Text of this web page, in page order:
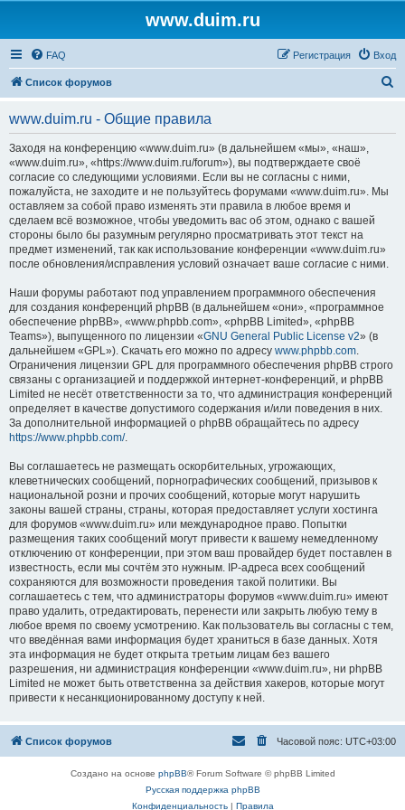
www.duim.ru
FAQ Вход
Регистрация
Список форумов
www.duim.ru - Общие правила
Заходя на конференцию «www.duim.ru» (в дальнейшем «мы», «наш»,
«www.duim.ru», «https://www.duim.ru/forum»), вы подтверждаете своё
согласие со следующими условиями. Если вы не согласны с ними,
пожалуйста, не заходите и не пользуйтесь форумами «www.duim.ru». Мы
оставляем за собой право изменять эти правила в любое время и
сделаем всё возможное, чтобы уведомить вас об этом, однако с вашей
стороны было бы разумным регулярно просматривать этот текст на
предмет изменений, так как использование конференции «www.duim.ru»
после обновления/исправления условий означает ваше согласие с ними.
Наши форумы работают под управлением программного обеспечения
для создания конференций phpBB (в дальнейшем «они», «программное
обеспечение phpBB», «www.phpbb.com», «phpBB Limited», «phpBB
Teams»), выпущенного по лицензии «GNU General Public License v2» (в
дальнейшем «GPL»). Скачать его можно по адресу www.phpbb.com.
Ограничения лицензии GPL для программного обеспечения phpBB строго
связаны с организацией и поддержкой интернет-конференций, и phpBB
Limited не несёт ответственности за то, что администрация конференций
определяет в качестве допустимого содержания и/или поведения в них.
За дополнительной информацией о phpBB обращайтесь по адресу
https://www.phpbb.com/.
Вы соглашаетесь не размещать оскорбительных, угрожающих,
клеветнических сообщений, порнографических сообщений, призывов к
национальной розни и прочих сообщений, которые могут нарушить
законы вашей страны, страны, которая предоставляет услуги хостинга
для форумов «www.duim.ru» или международное право. Попытки
размещения таких сообщений могут привести к вашему немедленному
отключению от конференции, при этом ваш провайдер будет поставлен в
известность, если мы сочтём это нужным. IP-адреса всех сообщений
сохраняются для возможности проведения такой политики. Вы
соглашаетесь с тем, что администраторы форумов «www.duim.ru» имеют
право удалить, отредактировать, перенести или закрыть любую тему в
любое время по своему усмотрению. Как пользователь вы согласны с тем,
что введённая вами информация будет храниться в базе данных. Хотя
эта информация не будет открыта третьим лицам без вашего
разрешения, ни администрация конференции «www.duim.ru», ни phpBB
Limited не может быть ответственна за действия хакеров, которые могут
привести к несанкционированному доступу к ней.
Список форумов Часовой пояс: UTC+03:00
Создано на основе phpBB® Forum Software © phpBB Limited
Русская поддержка phpBB
Конфиденциальность| Правила